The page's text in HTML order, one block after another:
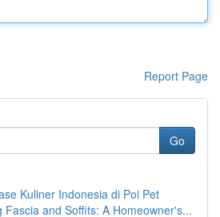
Report Page
Go
Kuliner Indonesia di Poi Pet
Fascia and Soffits: A Homeowner's...